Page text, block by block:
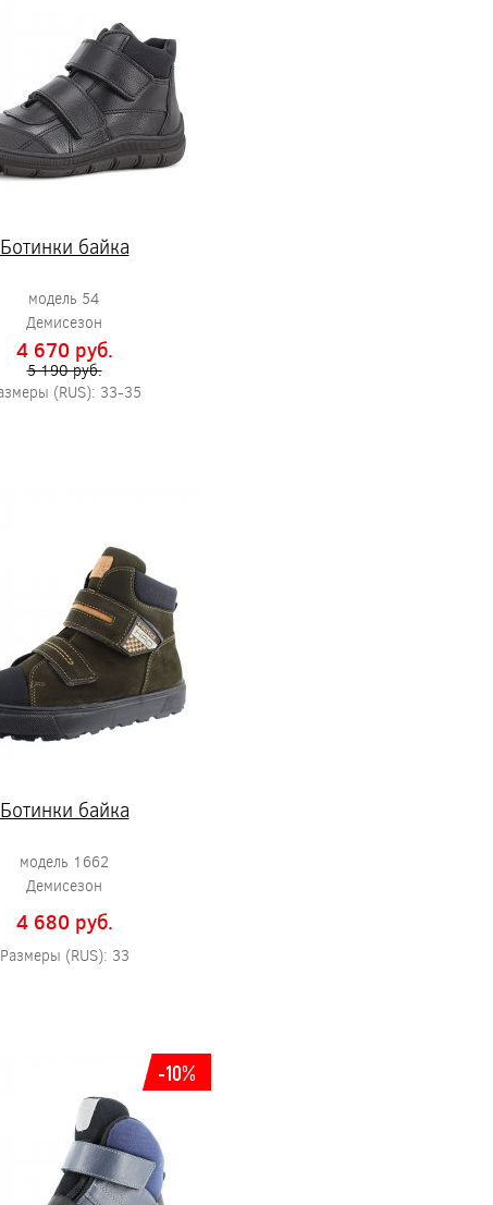
Ботинки байка
модель 54
Демисезон
4 670 pуб.
5 190 pуб.
(RUS): 33-35
Ботинки байка
модель 1662
Демисезон
4 680 pуб.
Размеры (RUS): 33
-10%